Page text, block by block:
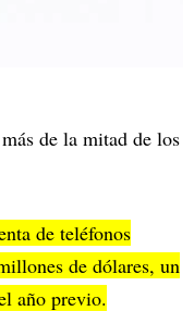
de la mitad de los
de teléfonos
de dólares, un
año previo.